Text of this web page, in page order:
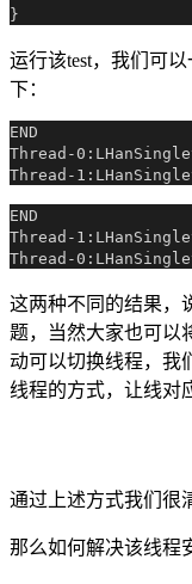
运行该test，我们可
下：
END
Thread-
END
Thread-
这两种不同的结果，
题，当然大家也可以
动可以切换线程，我
线程的方式，让线对
通过上述方式我们很
那么如何解决该线程